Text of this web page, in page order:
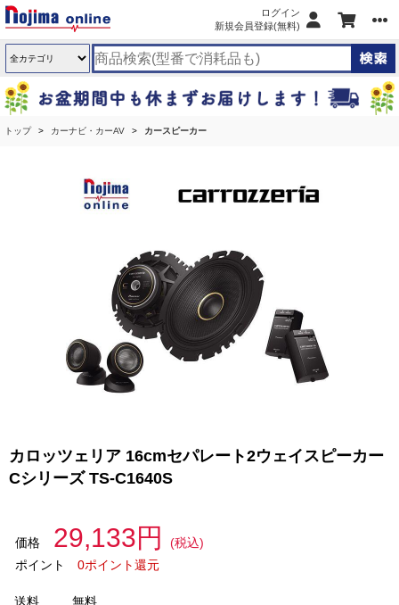
ログイン
新規会員登録(無料)
トップ カーナビ・カーAV カースピーカー
カロッツェリア 16cmセパレート2ウェイスピーカー
Cシリーズ TS-C1640S
価格 29,133円
(税込)
ポイント
0ポイント還元
送料
無料